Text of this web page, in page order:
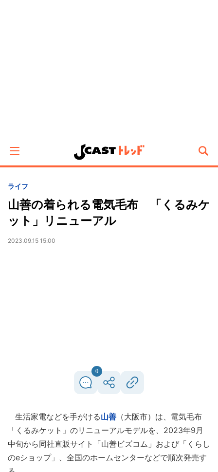
ライフ
山善の着られる電気毛布 「くるみケ
ット」リニューアル
2023.09.15 15:00
0
生活家電などを手がける山善 （大阪市）は、電気毛布
「くるみケット」のリニューアルモデルを、2023年9月
中旬から同社直販サイト「山善ビズコム」および「くらし
のeショップ」、全国のホームセンターなどで順次発売す